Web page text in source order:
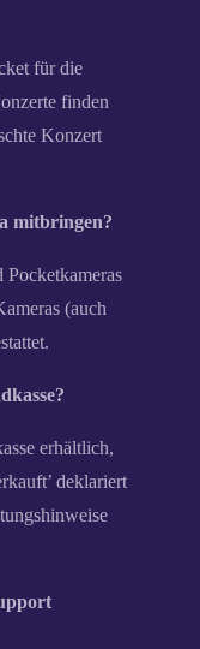
für die
finden
Konzert
mitbringen?
(auch
erhältlich,
deklariert